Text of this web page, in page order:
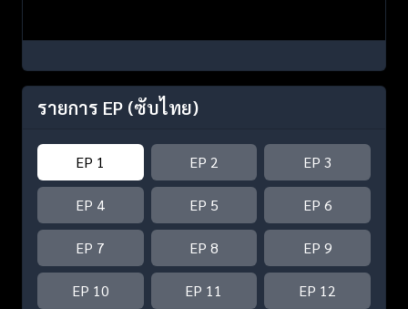
รายการ EP (ซับไทย)
EP 1 EP 2 EP 3
EP 4 EP 5 EP 6
EP 7 EP 8 EP 9
EP 10 EP 11 EP 12